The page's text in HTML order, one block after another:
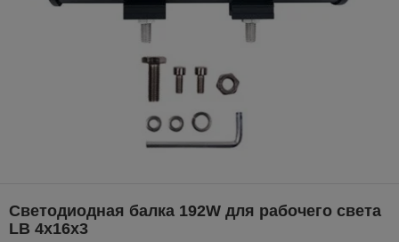
Светодиодная балка 192W для рабочего света
LB 4x16x3